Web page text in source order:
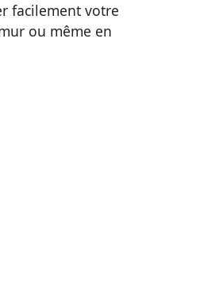
facilement votre
ou même en